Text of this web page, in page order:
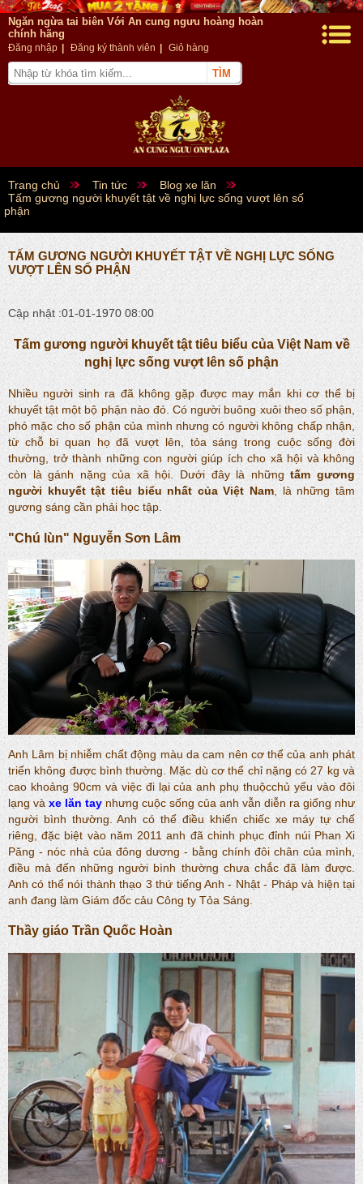
Ngăn ngừa tai biên Với An cung ngưu hoàng hoàn
chính hãng
Đăng nhập Đăng ký thành viên Giỏ hàng
Trang chủ Tin tức
Blog xe lăn
Tấm gương người khuyết tật về nghị lực sống vượt lên số
phận
TẤM GƯƠNG NGƯỜI KHUYẾT TẬT VỀ NGHỊ LỰC SỐNG
VƯỢT LÊN SỐ PHẬN
Cập nhật :01-01-1970 08:00
Tấm gương người khuyết tật tiêu biểu của Việt Nam về
nghị lực sống vượt lên số phận
Nhiều người sinh ra đã không gặp được may mắn khi cơ thể bị
khuyết tật một bộ phận nào đó. Có người buông xuôi theo số phận,
phó mặc cho số phận của mình nhưng có người không chấp nhận,
từ chỗ bi quan họ đã vượt lên, tỏa sáng trong cuộc sống đời
thường, trở thành những con người giúp ích cho xã hội và không
còn là gánh nặng của xã hội. Dưới đây là nhữngtấm gương
người khuyết tật tiêu biểu nhất của Việt Nam, là những tâm
gương sáng cần phải học tập.
"Chú lùn" Nguyễn Sơn Lâm
Anh Lâm bị nhiễm chất động màu da cam nên cơ thể của anh phát
triển không được bình thường. Mặc dù cơ thể chỉ nặng có 27 kg và
cao khoảng 90cm và việc đi lại của anh phụ thuộcchủ yếu vào đôi
lạng và xe lăn taynhưng cuộc sống của anh vẫn diễn ra giống như
người bình thường. Anh có thể điều khiển chiếc xe máy tự chế
riêng, đặc biệt vào năm 2011 anh đã chinh phục đỉnh núi Phan Xi
Păng - nóc nhà của đông dương - bằng chính đôi chân của mình,
điều mà đến những người bình thường chưa chắc đã làm được.
Anh có thể nói thành thạo 3 thứ tiếng Anh - Nhật - Pháp và hiện tại
anh đang làm Giám đốc cảu Công ty Tỏa Sáng.
Thầy giáo Trần Quốc Hoàn